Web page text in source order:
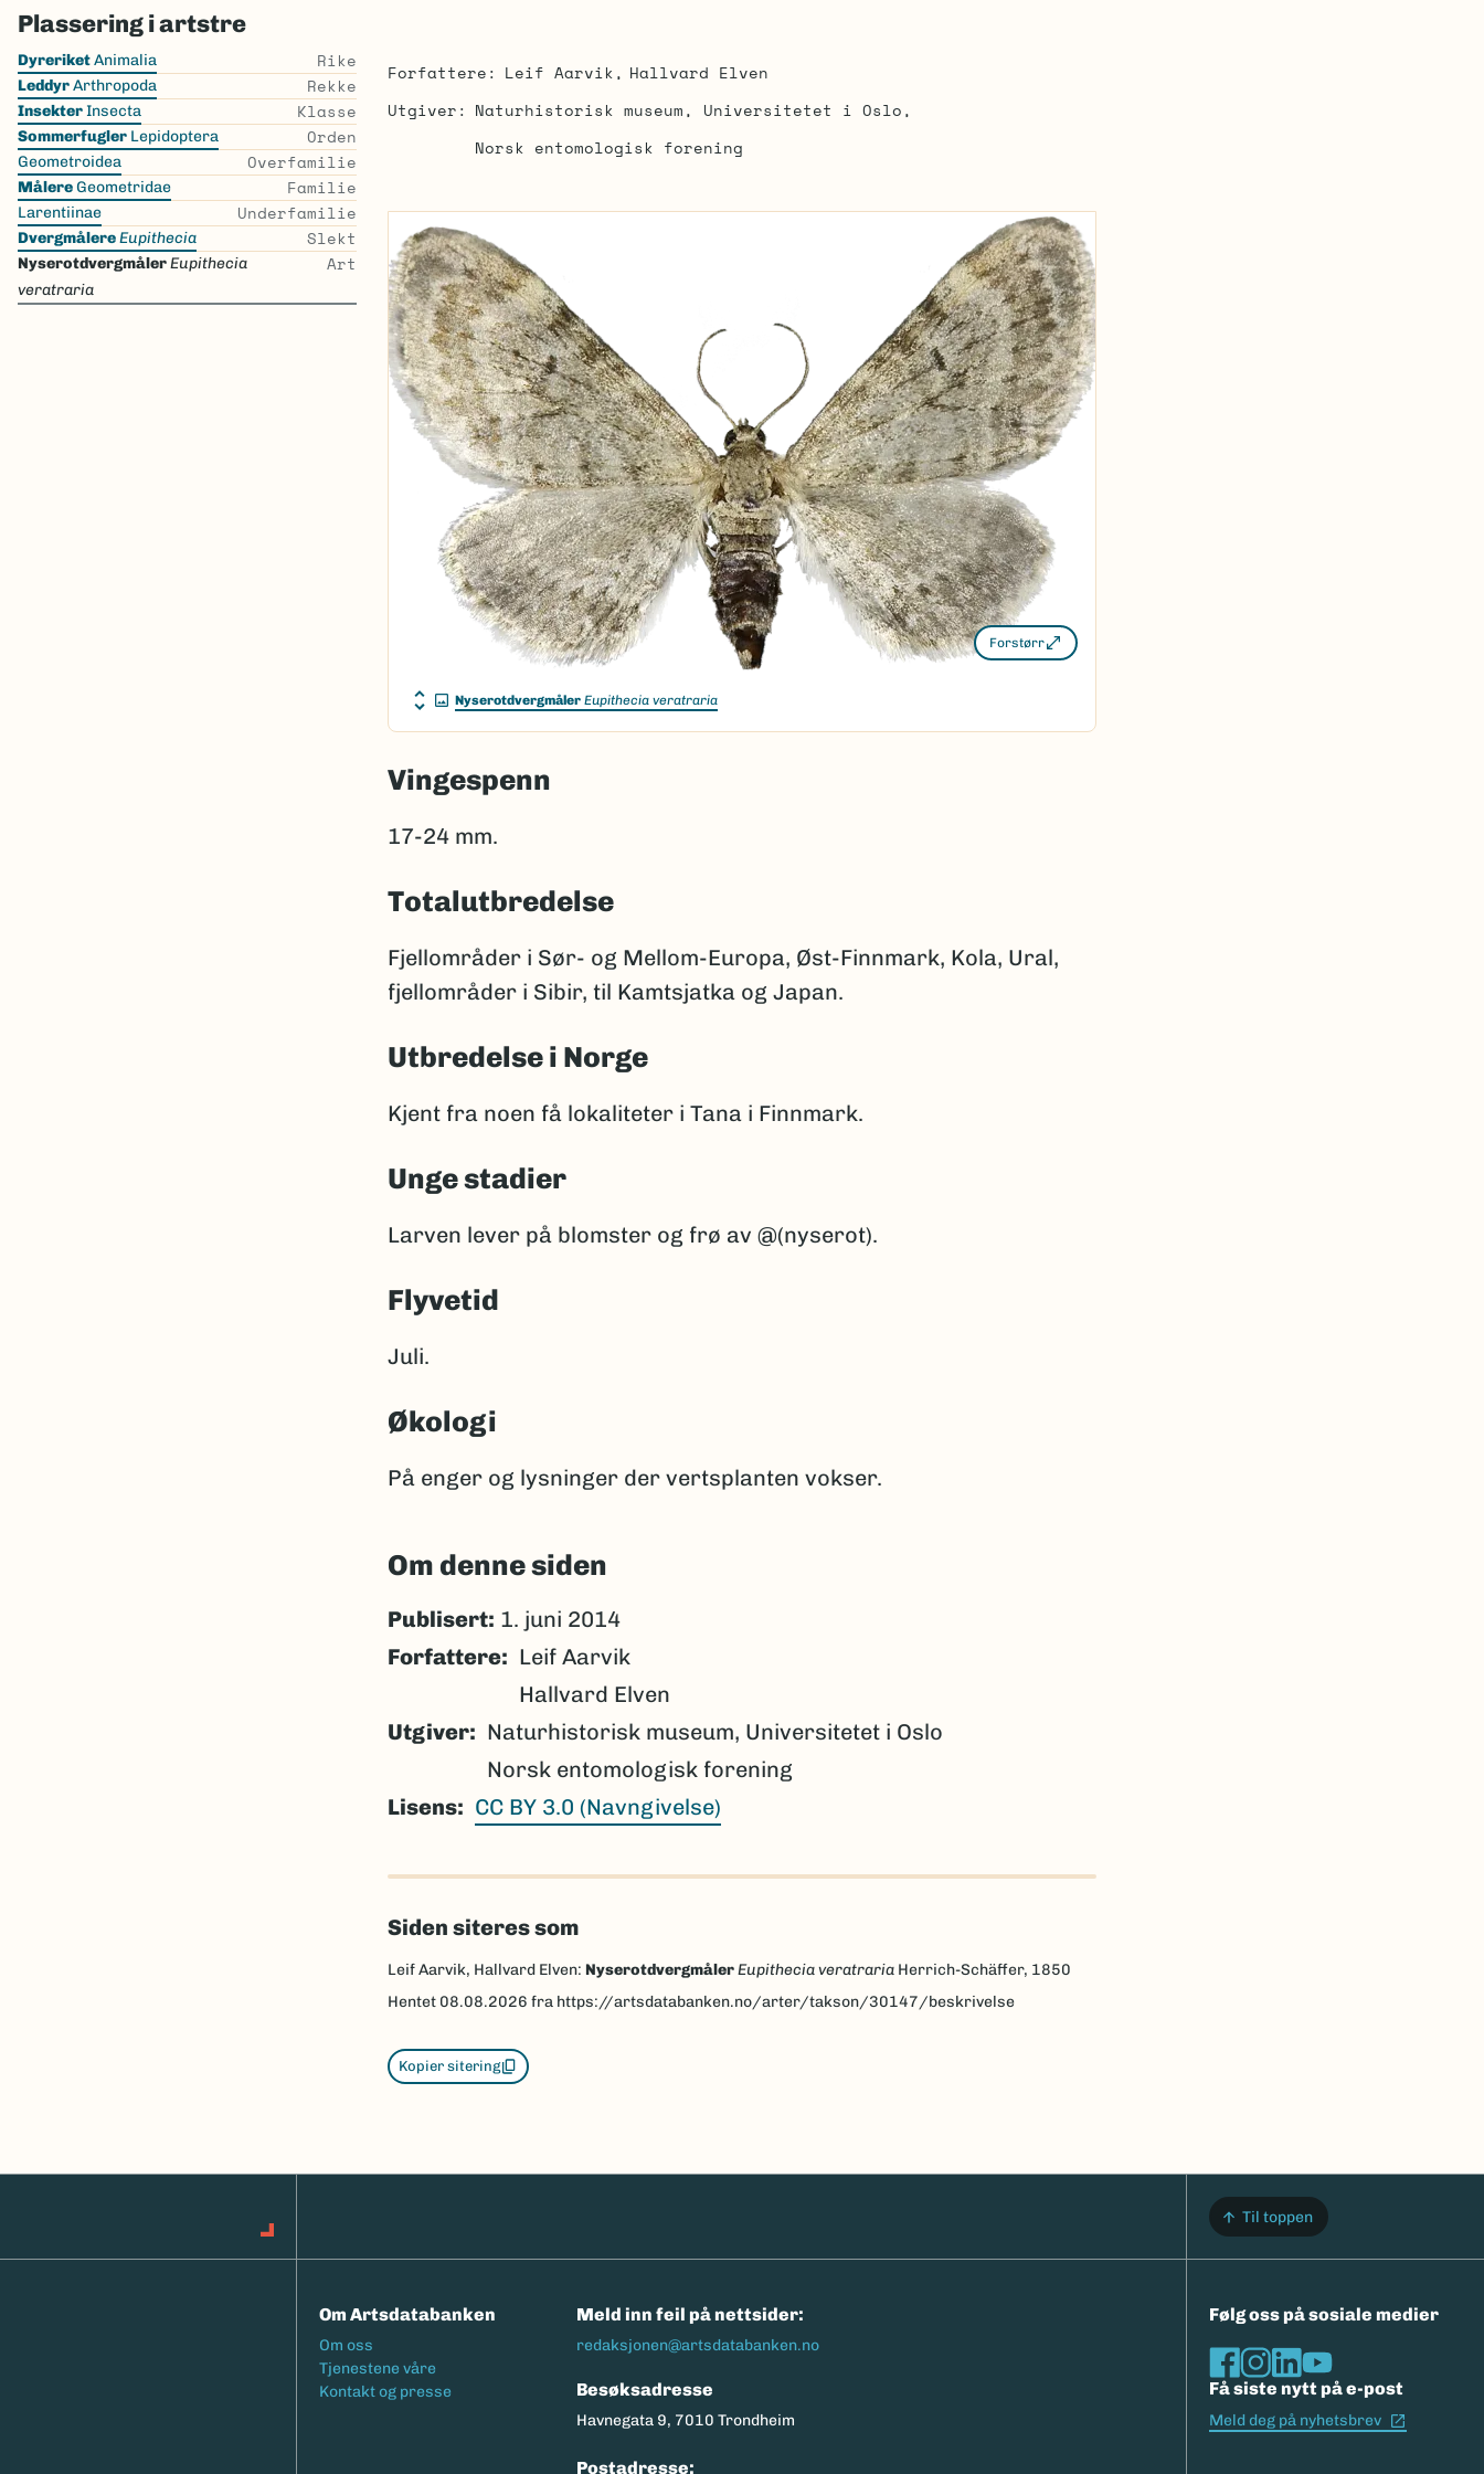
Plassering i artstre
Skip
the
list
DyreriketAnimalia Rike
LeddyrArthropoda Rekke
InsekterInsecta Klasse
Sommerfugler Lepidoptera Orden
Geometroidea Overfamilie
MålereGeometridae Familie
Larentiinae Underfamilie
DvergmålereEupithecia Slekt
NyserotdvergmålerEupithecia
veratraria
Art
Forfattere Leif Aarvik
Hallvard Elven
Utgiver
Naturhistorisk museum, Universitetet i Oslo
Norsk entomologisk forening
Forstørr
Nyserotdvergmåler Eupithecia veratraria
Vingespenn
17-24 mm.
Totalutbredelse
Fjellområder i Sør- og Mellom-Europa, Øst-Finnmark, Kola, Ural,
fjellområder i Sibir, til Kamtsjatka og Japan.
Utbredelse i Norge
Kjent fra noen få lokaliteter i Tana i Finnmark.
Unge stadier
Larven lever på blomster og frø av @(nyserot).
Flyvetid
Juli.
Økologi
På enger og lysninger der vertsplanten vokser.
Om denne siden
Publisert: 1. juni 2014
Forfattere
Leif Aarvik
Hallvard Elven
Utgiver
Naturhistorisk museum, Universitetet i Oslo
Norsk entomologisk forening
Lisens
CC BY 3.0 (Navngivelse)
Siden siteres som
Leif Aarvik, Hallvard Elven: NyserotdvergmålerEupithecia veratrariaHerrich-Schäffer, 1850
Hentet 08.08.2026 fra https://artsdatabanken.no/arter/takson/30147/beskrivelse
Kopier sitering
Til toppen
Om Artsdatabanken
Footermeny
Om oss
Tjenestene våre
Kontakt og presse
Meld inn feil på nettsider:
redaksjonen@artsdatabanken.no
Besøksadresse
Havnegata 9, 7010 Trondheim
Postadresse:
Følg oss på sosiale medier
Få siste nytt på e-post
Meld deg på nyhetsbrev